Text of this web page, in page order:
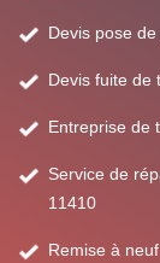
Devis pose
Devis fuite de
Entreprise de
Service de
11410
Remise à